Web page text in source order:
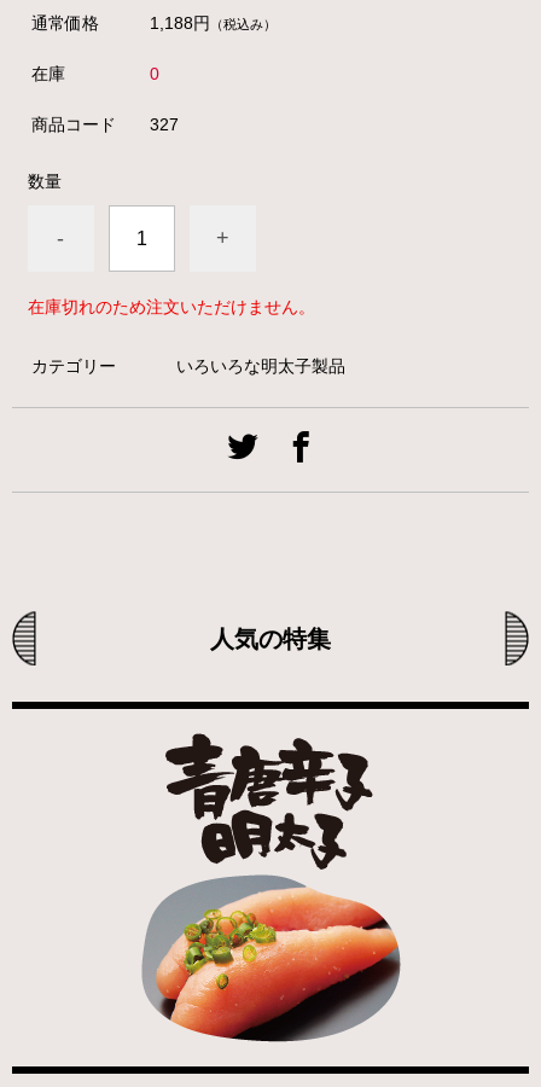
通常価格 1,188円 （税込み）
在庫 0
商品コード 327
数量
- +
在庫切れのため注文いただけません。
カテゴリー いろいろな明太子製品
人気の特集